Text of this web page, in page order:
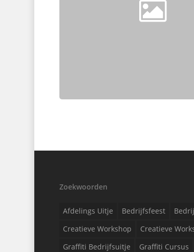
Zoekwoorden
Afdelings Uitje Bedrijfsfeest
Creatieve Workshop
Creatieve
Graffiti Bedrijfsuitje
Graffiti Cursus